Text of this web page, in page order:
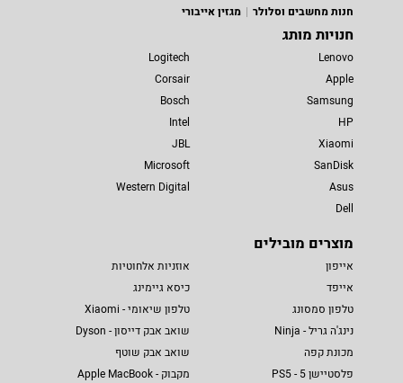
חנות מחשבים וסלולר
מגזין אייבורי
חנויות מותג
Lenovo
Apple
Samsung
HP
Xiaomi
SanDisk
Asus
Dell
Logitech
Corsair
Bosch
Intel
JBL
Microsoft
Western Digital
מוצרים מובילים
אייפון
אייפד
טלפון סמסונג
נינג'ה גריל - Ninja
מכונת קפה
פלסטיישן 5 - PS5
אוזניות אלחוטיות
כיסא גיימינג
טלפון שיאומי - Xiaomi
שואב אבק דייסון - Dyson
שואב אבק שוטף
מקבוק - Apple MacBook